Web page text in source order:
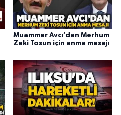
Muammer Avcı’dan Merhum
Zeki Tosun için anma mesajı